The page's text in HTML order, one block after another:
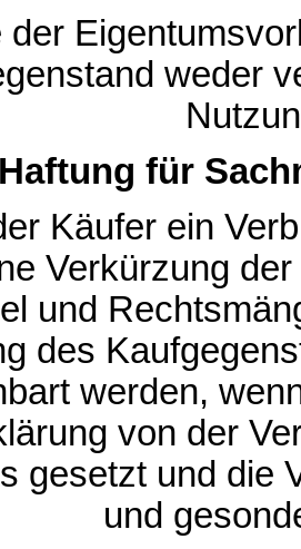
der
weder
für
Käufer ein
Verkürzung
und
des
werden,
von der
gesetzt und die
und